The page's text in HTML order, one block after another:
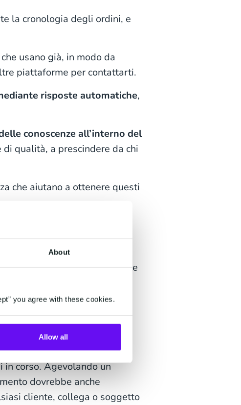
About
you agree with these cookies.
Allow all
la cronologia degli ordini, e
usano già, in modo da
piattaforme per contattarti.
risposte automatiche,
conoscenze all’interno del
qualità, a prescindere da chi
che aiutano a ottenere questi
stagni
di come gestire determinate
o di aiutare il team di
addetti all’assistenza hanno
visione d’insieme sugli
corso. Agevolando un
dovrebbe anche
cliente, collega o soggetto